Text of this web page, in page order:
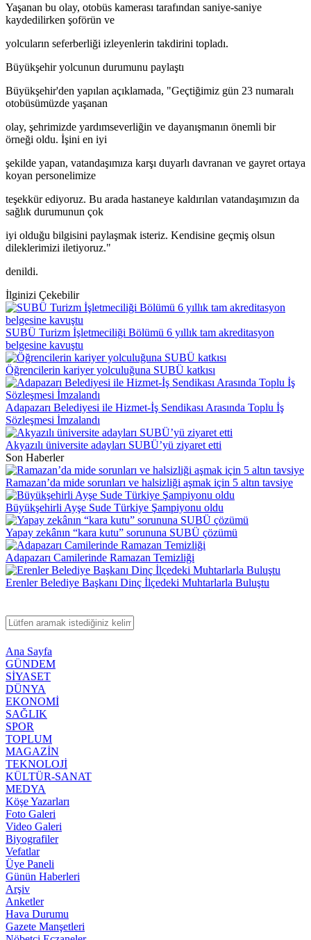
Yaşanan bu olay, otobüs kamerası tarafından saniye-saniye
kaydedilirken şoförün ve
yolcuların seferberliği izleyenlerin takdirini topladı.
Büyükşehir yolcunun durumunu paylaştı
Büyükşehir'den yapılan açıklamada, "Geçtiğimiz gün 23 numaralı
otobüsümüzde yaşanan
olay, şehrimizde yardımseverliğin ve dayanışmanın önemli bir
örneği oldu. İşini en iyi
şekilde yapan, vatandaşımıza karşı duyarlı davranan ve gayret ortaya
koyan personelimize
teşekkür ediyoruz. Bu arada hastaneye kaldırılan vatandaşımızın da
sağlık durumunun çok
iyi olduğu bilgisini paylaşmak isteriz. Kendisine geçmiş olsun
dileklerimizi iletiyoruz."
denildi.
İlginizi Çekebilir
SUBÜ Turizm İşletmeciliği Bölümü 6 yıllık tam akreditasyon
belgesine kavuştu
Öğrencilerin kariyer yolculuğuna SUBÜ katkısı
Adapazarı Belediyesi ile Hizmet-İş Sendikası Arasında Toplu İş
Sözleşmesi İmzalandı
Akyazılı üniversite adayları SUBÜ’yü ziyaret etti
Son Haberler
Ramazan’da mide sorunları ve halsizliği aşmak için 5 altın tavsiye
Büyükşehirli Ayşe Sude Türkiye Şampiyonu oldu
Yapay zekânın “kara kutu” sorununa SUBÜ çözümü
Adapazarı Camilerinde Ramazan Temizliği
Erenler Belediye Başkanı Dinç İlçedeki Muhtarlarla Buluştu
Ana Sayfa
GÜNDEM
SİYASET
DÜNYA
EKONOMİ
SAĞLIK
SPOR
TOPLUM
MAGAZİN
TEKNOLOJİ
KÜLTÜR-SANAT
MEDYA
Köşe Yazarları
Foto Galeri
Video Galeri
Biyografiler
Vefatlar
Üye Paneli
Günün Haberleri
Arşiv
Anketler
Hava Durumu
Gazete Manşetleri